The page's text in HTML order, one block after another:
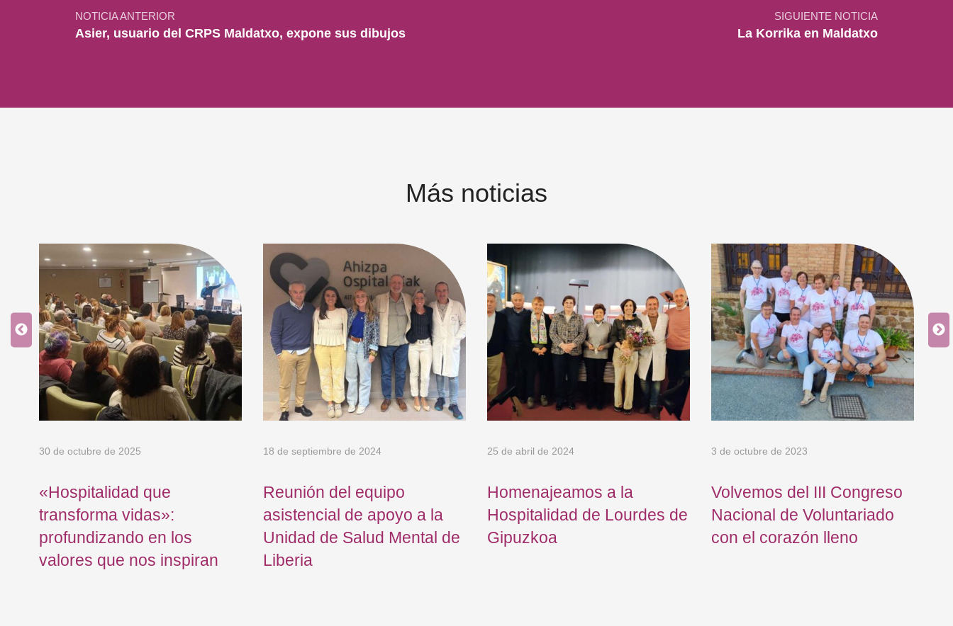
NOTICIA ANTERIOR
Asier, usuario del CRPS Maldatxo, expone sus dibujos
SIGUIENTE NOTICIA
La Korrika en Maldatxo
Más noticias
30 de octubre de 2025
«Hospitalidad que
transforma vidas»:
profundizando en los
valores que nos inspiran
18 de septiembre de 2024
Reunión del equipo
asistencial de apoyo a la
Unidad de Salud Mental de
Liberia
25 de abril de 2024
Homenajeamos a la
Hospitalidad de Lourdes de
Gipuzkoa
3 de octubre de 2023
Volvemos del III Congreso
Nacional de Voluntariado
con el corazón lleno